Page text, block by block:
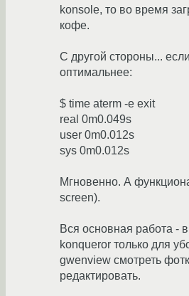
konsole, то во время
кофе.
С другой стороны...
оптимальнее:
$ time aterm -e exit
real 0m0.049s
user 0m0.012s
sys 0m0.012s
Мгновенно. А
screen).
Вся основная работа -
konqueror только для
gwenview смотреть
редактировать.